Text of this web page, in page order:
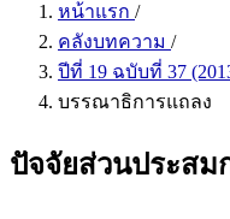
หน้าแรก /
คลังบทความ /
ปีที่ 19 ฉบับที่ 37
บรรณาธิการแถลง
ปัจจัยส่วนประสม